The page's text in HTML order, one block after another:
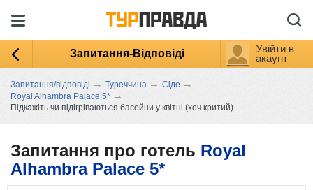
Запитання-Відповіді
Увійти в
акаунт
Запитання/відповіді → Туреччина → Сіде →
Royal Alhambra Palace 5* →
Підкажіть чи підігріваються басейни у ​​квітні (хоч критий).
Запитання про готель Royal
Alhambra Palace 5*